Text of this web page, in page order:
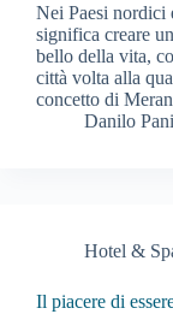
Nei Paesi nordici
significa creare
bello della vita,
città volta alla
concetto di
Danilo
Hotel &
Il piacere di